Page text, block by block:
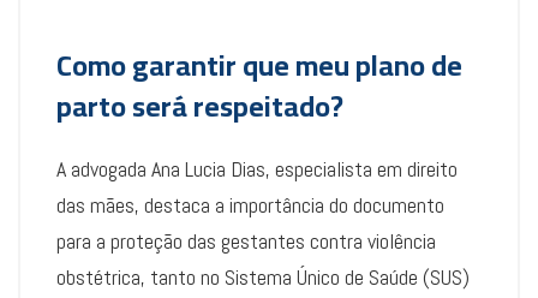
Como garantir que meu plano de
parto será respeitado?
A advogada Ana Lucia Dias, especialista em direito
das mães, destaca a importância do documento
para a proteção das gestantes contra violência
obstétrica, tanto no Sistema Único de Saúde (SUS)